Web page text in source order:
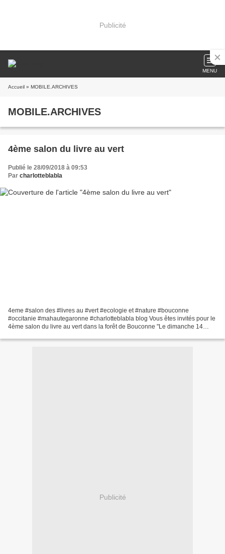
Publicité
MENU
Accueil » MOBILE.ARCHIVES
MOBILE.ARCHIVES
4ème salon du livre au vert
Publié le 28/09/2018 à 09:53
Par charlotteblabla
4eme #salon des #livres au #vert #ecologie et #nature #bouconne
#occitanie #mahautegaronne #charlotteblabla blog Vous êtes invités pour le
4ème salon du livre au vert dans la forêt de Bouconne "Le dimanche 14
Publicité